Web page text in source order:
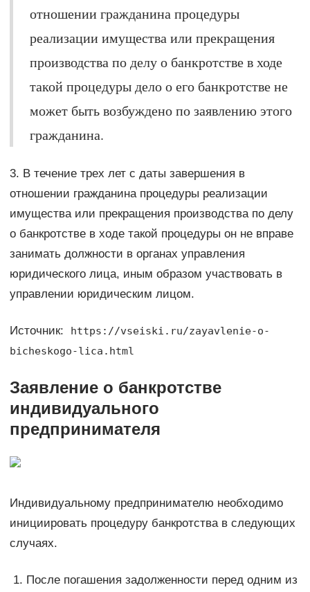
отношении гражданина процедуры
реализации имущества или прекращения
производства по делу о банкротстве в ходе
такой процедуры дело о его банкротстве не
может быть возбуждено по заявлению этого
гражданина.
3. В течение трех лет с даты завершения в
отношении гражданина процедуры реализации
имущества или прекращения производства по делу
о банкротстве в ходе такой процедуры он не вправе
занимать должности в органах управления
юридического лица, иным образом участвовать в
управлении юридическим лицом.
Источник:
https://vseiski.ru/zayavlenie-o-
bicheskogo-lica.html
Заявление о банкротстве
индивидуального
предпринимателя
Индивидуальному предпринимателю необходимо
инициировать процедуру банкротства в следующих
случаях.
После погашения задолженности перед одним из